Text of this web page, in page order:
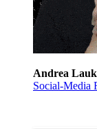
Andrea
Social-Media